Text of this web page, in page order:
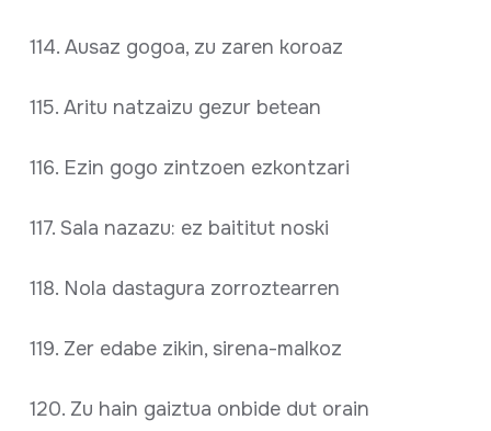
114. Ausaz gogoa, zu zaren koroaz
115. Aritu natzaizu gezur betean
116. Ezin gogo zintzoen ezkontzari
117. Sala nazazu: ez baititut noski
118. Nola dastagura zorroztearren
119. Zer edabe zikin, sirena-malkoz
120. Zu hain gaiztua onbide dut orain